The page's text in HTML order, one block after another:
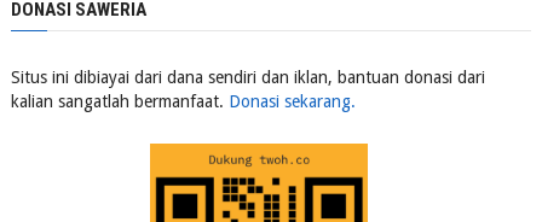
DONASI SAWERIA
Situs ini dibiayai dari dana sendiri dan iklan, bantuan donasi dari
kalian sangatlah bermanfaat. Donasi sekarang.